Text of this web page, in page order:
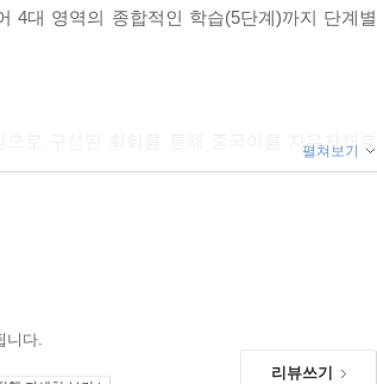
4대 영역의 종합적인 학습(5단계)까지 단계별
로 구성된 회화를 통해 중국어를 자유자재로
학습이 가능하다. 핵심 포인트를 집중적으로
있다.
펼쳐보기
니다.
리뷰쓰기